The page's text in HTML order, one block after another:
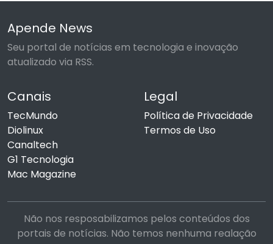
Apende News
Seu portal de notícias em tecnologia e inovação
atualizado via RSS.
Canais
TecMundo
Diolinux
Canaltech
G1 Tecnologia
Mac Magazine
Legal
Política de Privacidade
Termos de Uso
Não nos resposabilizamos pelos conteúdos dos
portais de notícias. Não temos nenhuma realação